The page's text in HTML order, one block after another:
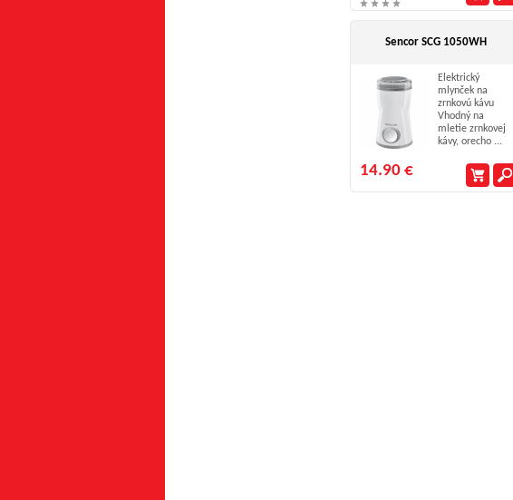
Sencor SCG 1050WH
Elektrický
mlynček na
zrnkovú kávu
Vhodný na
mletie zrnkovej
kávy, orecho ...
14.90 €